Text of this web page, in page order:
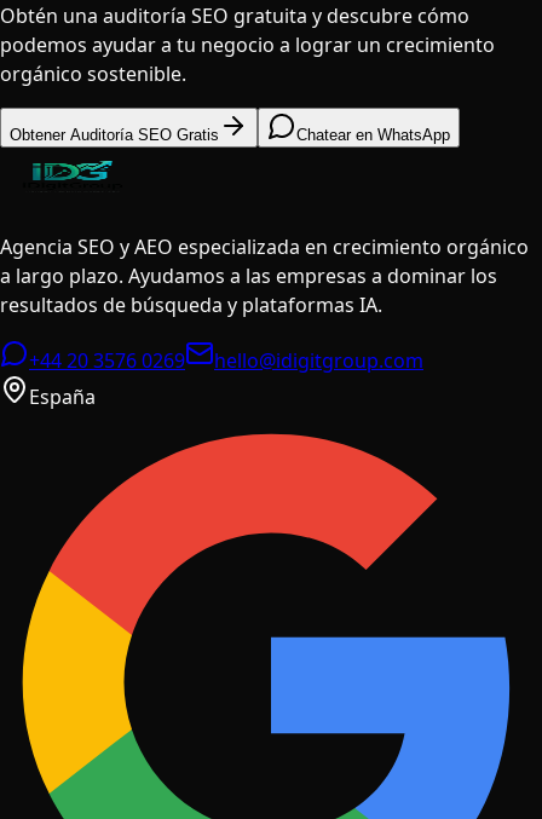
Obtén una auditoría SEO gratuita y descubre cómo
podemos ayudar a tu negocio a lograr un crecimiento
orgánico sostenible.
Obtener Auditoría SEO Gratis Chatear en WhatsApp
Agencia SEO y AEO especializada en crecimiento orgánico
a largo plazo. Ayudamos a las empresas a dominar los
resultados de búsqueda y plataformas IA.
+44 20 3576 0269
hello@idigitgroup.com
España